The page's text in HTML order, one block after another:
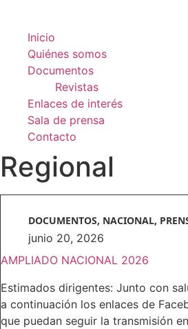
Inicio
Quiénes somos
Documentos
Revistas
Enlaces de interés
Sala de prensa
Contacto
Regional
DOCUMENTOS, NACIONAL,
junio 20, 2026
AMPLIADO NACIONAL 2026
Estimados dirigentes: Junto con
a continuación los enlaces de
que puedan seguir la transmisión